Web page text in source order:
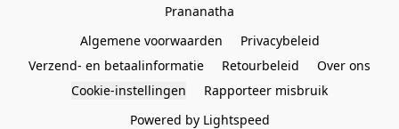
Prananatha
Algemene voorwaarden
Privacybeleid
Verzend- en betaalinformatie
Retourbeleid
Over ons
Cookie-instellingen
Rapporteer misbruik
Powered by Lightspeed